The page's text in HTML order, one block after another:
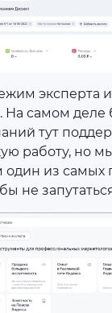
эксперта
На самом деле
тут
работу, но
один из самых
не